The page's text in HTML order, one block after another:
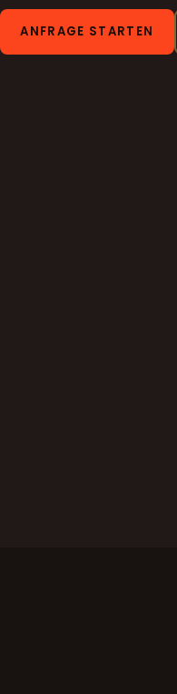
ANFRAGE STARTEN